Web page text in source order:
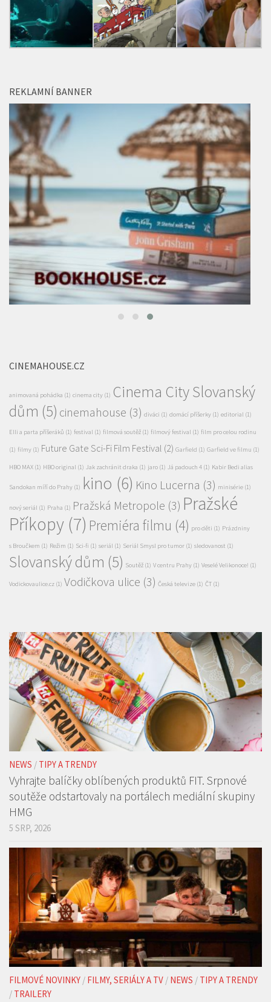
REKLAMNÍ BANNER
CINEMAHOUSE.CZ
animovaná pohádka (1) cinema city (1) Cinema City Slovanský
dům (5) cinemahouse (3) diváci (1) domácí příšerky (1) editorial (1)
Elli a parta příšeráků (1) festival (1) filmová soutěž (1) filmový festival (1) film pro celou rodinu
(1) filmy (1) Future Gate Sci-Fi Film Festival (2) Garfield (1) Garfield ve filmu (1)
HBO MAX (1) HBO original (1) Jak zachránit draka (1) jaro (1) Já padouch 4 (1) Kabir Bedi alias
Sandokan míří do Prahy (1) kino (6) Kino Lucerna (3) minisérie (1)
nový seriál (1) Praha (1) Pražská Metropole (3) Pražské
Příkopy (7) Premiéra filmu (4) pro děti (1) Prázdniny
s Broučkem (1) Režim (1) Sci-fi (1) seriál (1) Seriál Smysl pro tumor (1) sledovanost (1)
Slovanský dům (5) Soutěž (1) V centru Prahy (1) Veselé Velikonoce! (1)
Vodickovaulice.cz (1) Vodičkova ulice (3) Česká televize (1) ČT (1)
NEWS / TIPY A TRENDY
Vyhrajte balíčky oblíbených produktů FIT. Srpnové
soutěže odstartovaly na portálech mediální skupiny
HMG
5 SRP, 2026
FILMOVÉ NOVINKY / FILMY, SERIÁLY A TV / NEWS / TIPY A TRENDY
/ TRAILERY